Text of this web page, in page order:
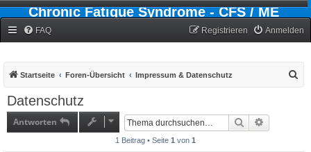
Chronic Fatigue Syndrome - CFS / ME
FAQ Anmelden
Registrieren
Startseite Foren-Übersicht Impressum & Datenschutz
Datenschutz
Antworten Suche
1 Beitrag • Seite 1 von 1